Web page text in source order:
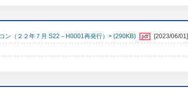
（２２年７月 S22－H0001再発行）> (290KB)
[2023/06/01]